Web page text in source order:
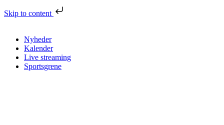
Skip to content
Nyheder
Kalender
Live streaming
Sportsgrene